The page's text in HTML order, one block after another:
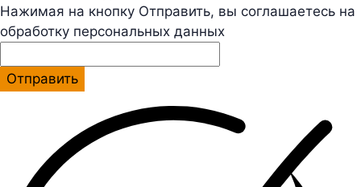
Нажимая на кнопку Отправить, вы соглашаетесь на
обработку персональных данных
Отправить